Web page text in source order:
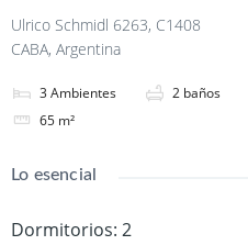
Ulrico Schmidl 6263, C1408
CABA, Argentina
3Ambientes 2 baños
65 m²
Lo esencial
Dormitorios: 2